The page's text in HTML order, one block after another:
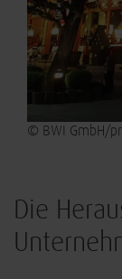
© BWI GmbH/
Die